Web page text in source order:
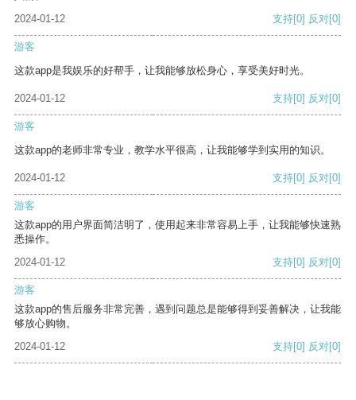
2024-01-12
支持[0] 反对[0]
游客
这款app是我娱乐的好帮手，让我能够放松身心，享受美好时光。
2024-01-12 支持[0] 反对[0]
游客
这款app的老师非常专业，教学水平很高，让我能够学到实用的知识。
2024-01-12 支持[0] 反对[0]
游客
这款app的用户界面简洁明了，使用起来非常容易上手，让我能够快速熟
悉操作。
2024-01-12
支持[0] 反对[0]
游客
这款app的售后服务非常完善，遇到问题总是能够得到妥善解决，让我能
够放心购物。
2024-01-12
支持[0] 反对[0]